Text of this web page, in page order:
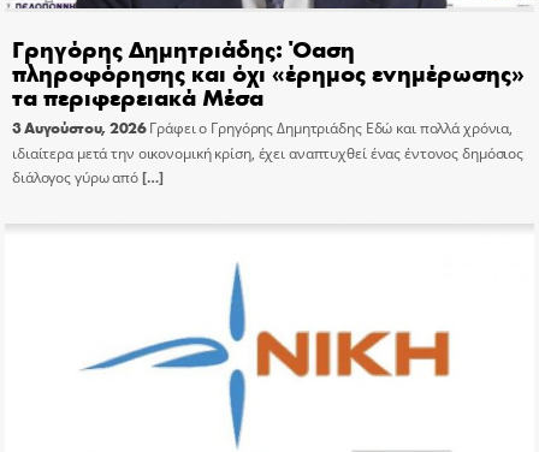
Γρηγόρης Δημητριάδης: Όαση
πληροφόρησης και όχι «έρημος ενημέρωσης»
τα περιφερειακά Μέσα
3 Αυγούστου, 2026 Γράφει ο Γρηγόρης Δημητριάδης Εδώ και πολλά χρόνια,
ιδιαίτερα μετά την οικονομική κρίση, έχει αναπτυχθεί ένας έντονος δημόσιος
διάλογος γύρω από[…]